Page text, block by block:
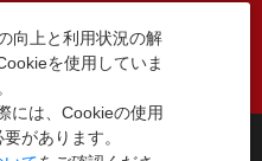
広告掲載について
観光課
向上と利用状況の解
を使用していま
には、Cookieの使用
があります。